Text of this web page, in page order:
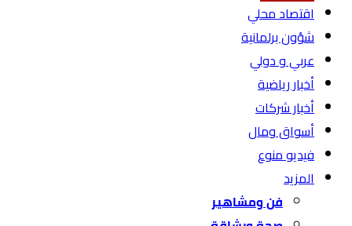
اقتصاد محلي
شؤون برلمانية
عربي و دولي
أخبار رياضية
أخبار شركات
أسواق ومال
فيديو منوع
المزيد
فن ومشاهير